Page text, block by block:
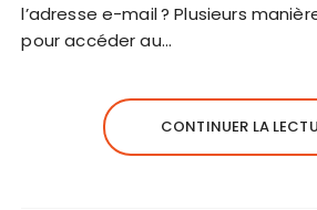
l’adresse e-mail ? Plusieurs
pour accéder au…
CONTINUER LA